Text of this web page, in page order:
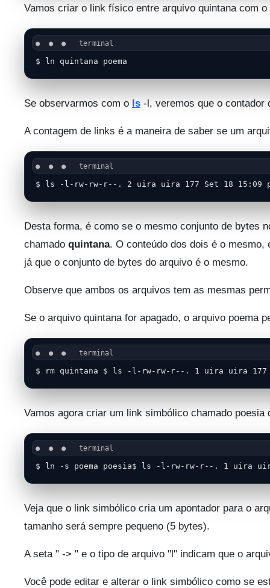
Vamos criar o link físico entre arquivo quintana com
$ ln quintana poema
Se observarmos com o ls -l, veremos que o
A contagem de links é a maneira de saber se um
$ ls -l-rw-rw-r--. 2 uira uira 177 Set 18 15:09
Desta forma, é como se o mesmo conjunto de bytes
chamado quintana. O conteúdo dos dois é o mesmo,
já que o conjunto de bytes do arquivo é o mesmo.
Observe que ambos os arquivos tem as mesmas
Se o arquivo quintana for apagado, o arquivo poema
$ rm quintana $ ls -l-rw-rw-r--. 1 uira uira 177
Vamos agora criar um link simbólico chamado
$ ln -s poema poesia$ ls -l-rw-rw-r--. 1 uira uira
Veja que o link simbólico cria um apontador para o
tamanho será sempre pequeno (5 bytes).
A seta " -> " e o tipo de arquivo "l" indicam que o
Você pode editar e alterar o link simbólico como se